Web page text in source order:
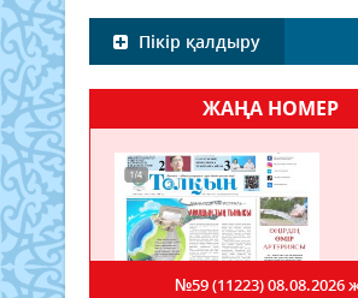
Пікір қалдыру
ЖАҢА НОМЕР
№59 (11223)08.08.2026